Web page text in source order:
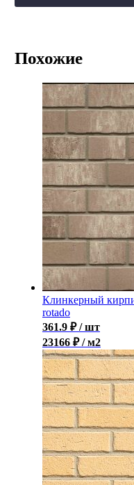
Похожие
Клинкерный
rotado
361.9 ₽ / шт
23166 ₽ / м2